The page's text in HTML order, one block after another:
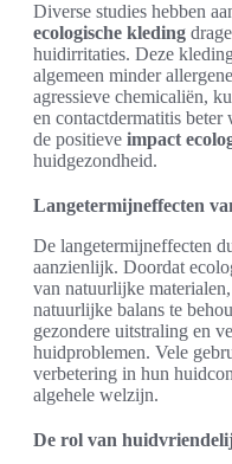
Diverse studies hebben
ecologische kleding
huidirritaties. Deze
algemeen minder
agressieve chemicaliën,
en contactdermatitis
de positieve impact
huidgezondheid.
Langetermijneffecten
De langetermijneffecten
aanzienlijk. Doordat
van natuurlijke
natuurlijke balans te
gezondere uitstraling en
huidproblemen. Vele
verbetering in hun
algehele welzijn.
De rol van